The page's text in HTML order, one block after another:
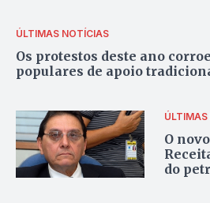
ÚLTIMAS NOTÍCIAS
Os protestos deste ano
populares de apoio
O
do